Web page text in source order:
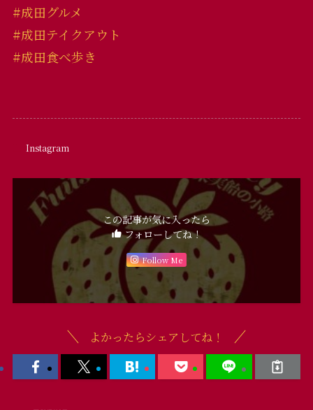
#成田グルメ
#成田テイクアウト
#成田食べ歩き
Instagram
この記事が気に入ったら
フォローしてね！
Follow Me
よかったらシェアしてね！